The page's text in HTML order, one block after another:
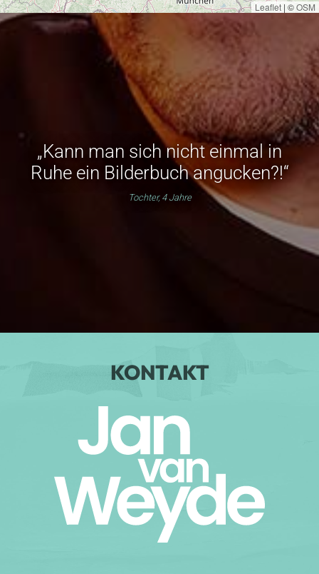
Leaflet | ©OSM
„Kann man sich nicht einmal in
Ruhe ein Bilderbuch angucken?!“
Tochter, 4 Jahre
KONTAKT